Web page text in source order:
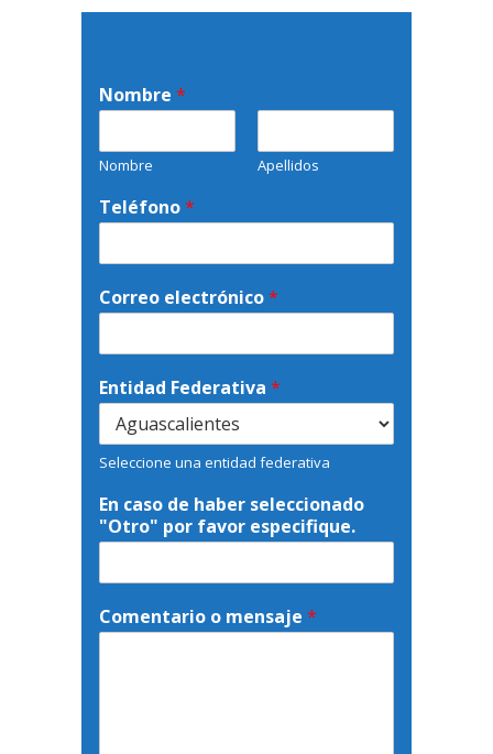
Nombre *
Nombre Apellidos
Teléfono*
Correo electrónico*
Entidad Federativa *
Seleccione una entidad federativa
En caso de haber seleccionado
"Otro" por favor especifique.
Comentario o mensaje *